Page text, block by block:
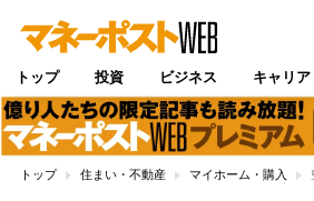
トップ 投資 ビジネス キャリア
トップ 住まい・不動産 マイホーム・購入